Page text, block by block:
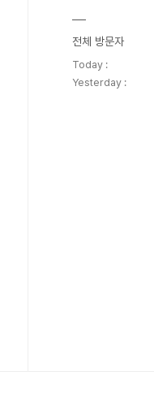
전체 방문자
Today :
Yesterday :